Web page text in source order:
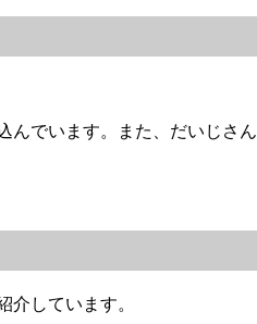
んでいます。また、だいじさん
介しています。